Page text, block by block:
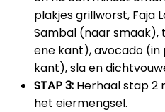
plakjes grillworst, Faja
Sambal (naar smaak),
ene kant), avocado (in
kant), sla en
STAP 3: Herhaal stap 2
het eiermengsel.